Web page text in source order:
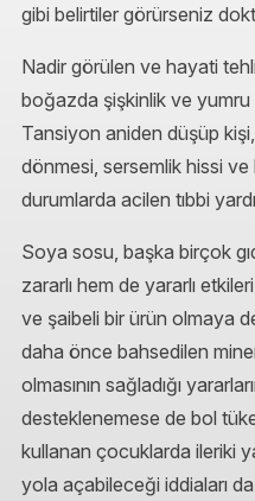
gibi belirtiler görürseniz
Nadir görülen ve hayati
boğazda şişkinlik ve yumru
Tansiyon aniden düşüp
dönmesi, sersemlik hissi ve
durumlarda acilen tıbbi
Soya sosu, başka birçok
zararlı hem de yararlı
ve şaibeli bir ürün olmaya
daha önce bahsedilen
olmasının sağladığı
desteklenemese de bol
kullanan çocuklarda ileriki
yola açabileceği iddiaları